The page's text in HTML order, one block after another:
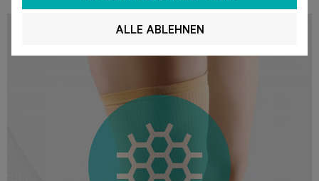
ALLE ABLEHNEN